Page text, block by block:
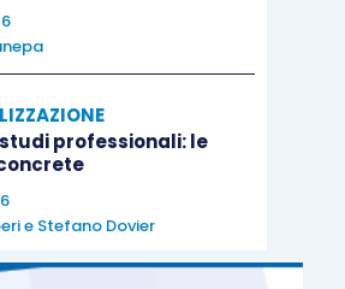
studi professionali: le
e Stefano Dovier